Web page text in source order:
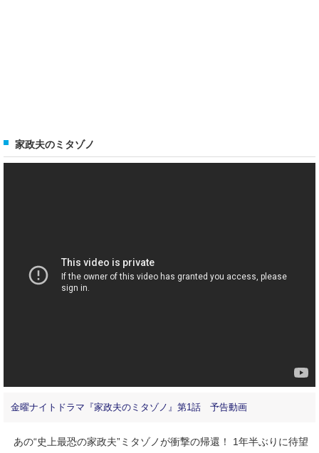
家政夫のミタゾノ
金曜ナイトドラマ『家政夫のミタゾノ』第1話 予告動画
あの“史上最恐の家政夫”ミタゾノが衝撃の帰還！ 1年半ぶりに待望